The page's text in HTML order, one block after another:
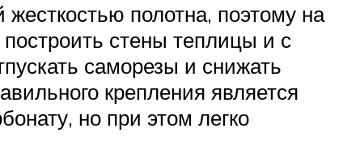
полотна, поэтому на
стены теплицы и с
саморезы и снижать
крепления является
но при этом легко